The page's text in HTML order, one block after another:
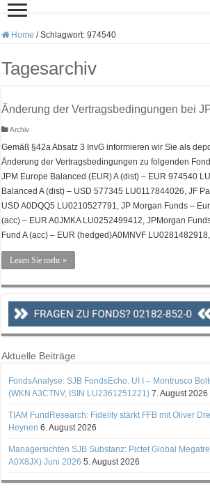
Home / Schlagwort:974540
Tagesarchiv
Änderung der Vertragsbedingungen bei
Archiv
Gemäß §42a Absatz 3 InvG informieren wir Sie als
Änderung der Vertragsbedingungen zu folgenden
JPM Europe Balanced (EUR) A (dist) – EUR 974540
Balanced A (dist) – USD 577345 LU0117844026, JF
USD A0DQQ5 LU0210527791, JP Morgan Funds –
(acc) – EUR A0JMKA LU0252499412, JPMorgan
Fund A (acc) – EUR (hedged)A0MNVF
Lesen Sie mehr »
Aktuelle Beiträge
FondsAnalyse: SJB FondsEcho. UI I – Montrusco
(WKN A3CTNV, ISIN LU2361251221) 7. August 2026
TIAM FundResearch: Fidelity stärkt FFB mit Oliver
Heynen 6. August 2026
Managersichten SJB Substanz: Pictet Global
A0X8JX) Juni 2026 5. August 2026